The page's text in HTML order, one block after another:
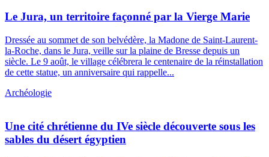
Le Jura, un territoire façonné par la Vierge Marie
Dressée au sommet de son belvédère, la Madone de Saint-Laurent-
la-Roche, dans le Jura, veille sur la plaine de Bresse depuis un
siècle. Le 9 août, le village célébrera le centenaire de la réinstallation
de cette statue, un anniversaire qui rappelle...
Archéologie
Une cité chrétienne du IVe siècle découverte sous les
sables du désert égyptien